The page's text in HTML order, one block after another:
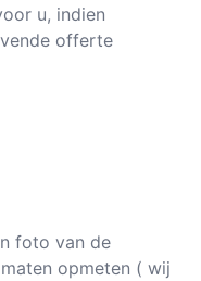
u, indien
offerte
foto van de
opmeten ( wij